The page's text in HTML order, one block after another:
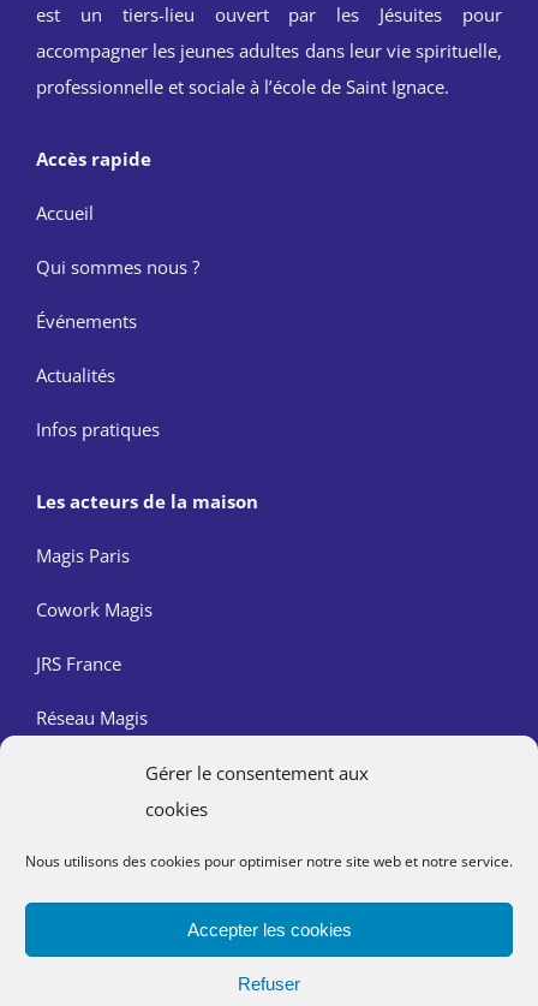
Gérer le consentement aux
cookies
Nous utilisons des cookies pour optimiser notre site web et notre service.
Accepter les cookies
Refuser
est un tiers-lieu ouvert par les Jésuites pour
accompagner les jeunes adultes dans leur vie spirituelle,
professionnelle et sociale à l’école de Saint Ignace.
Accès rapide
Accueil
Qui sommes nous ?
Événements
Actualités
Infos pratiques
Les acteurs de la maison
Magis Paris
Cowork Magis
JRS France
Réseau Magis
Mentions légales
Politique de confidentialité